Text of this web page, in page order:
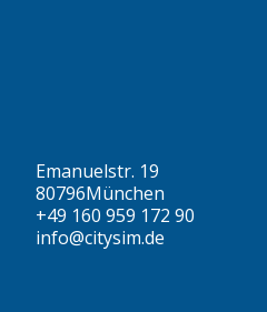
Emanuelstr. 19
80796München
+49 160 959 172 90
info@citysim.de